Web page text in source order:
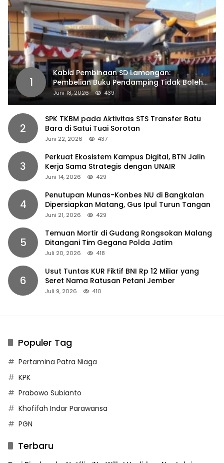
1
Kabid Pembinaan SD Lamongan:
Pembelian Buku Pendamping Tidak Boleh
Dipaksakan
Juni 18, 2026 439
2
SPK TKBM pada Aktivitas STS Transfer Batu
Bara di Satui Tuai Sorotan
Juni 22, 2026 437
3
Perkuat Ekosistem Kampus Digital, BTN Jalin
Kerja Sama Strategis dengan UNAIR
Juni 14, 2026 429
4
Penutupan Munas-Konbes NU di Bangkalan
Dipersiapkan Matang, Gus Ipul Turun Tangan
Juni 21, 2026 429
5
Temuan Mortir di Gudang Rongsokan Malang
Ditangani Tim Gegana Polda Jatim
Juli 20, 2026 418
6
Usut Tuntas KUR Fiktif BNI Rp 12 Miliar yang
Seret Nama Ratusan Petani Jember
Juli 9, 2026 410
Populer Tag
Pertamina Patra Niaga
KPK
Prabowo Subianto
Khofifah Indar Parawansa
PGN
Terbaru